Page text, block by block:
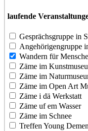
laufende
Gesprächsgruppe in
Angehörigengruppe
Wandern für
Zäme im
Zäme im
Zäme im Open Art
Zäme i dä Werkstatt
Zäme uf em Wasser
Zäme im Schnee
Treffen Young